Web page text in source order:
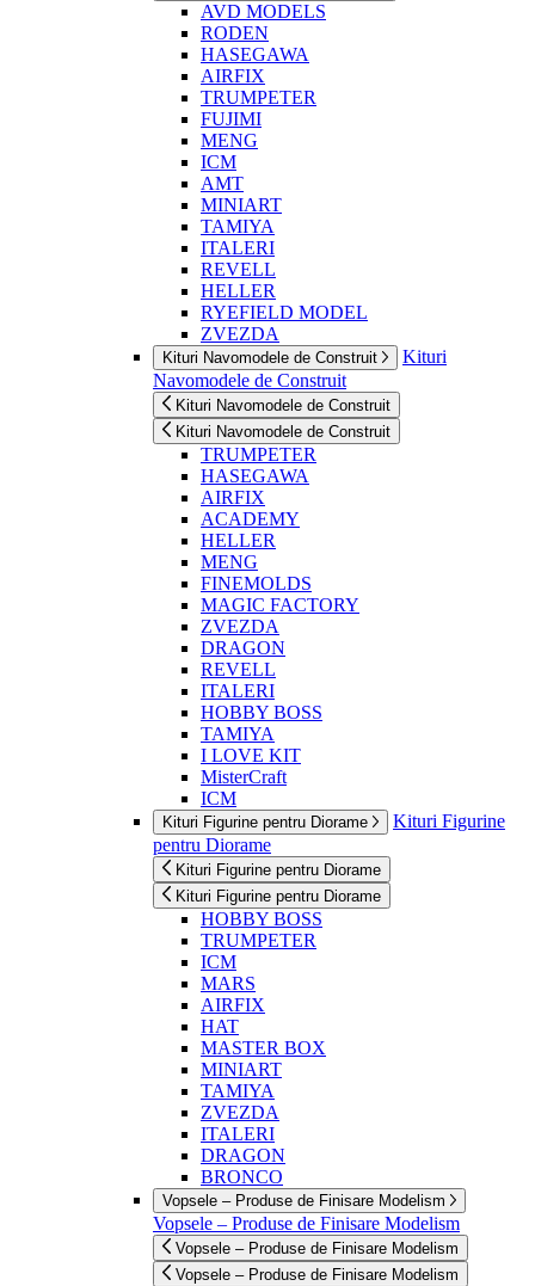
AVD MODELS
RODEN
HASEGAWA
AIRFIX
TRUMPETER
FUJIMI
MENG
ICM
AMT
MINIART
TAMIYA
ITALERI
REVELL
HELLER
RYEFIELD MODEL
ZVEZDA
Kituri Navomodele de Construit
Kituri
Navomodele de Construit
Kituri Navomodele de Construit
Kituri Navomodele de Construit
TRUMPETER
HASEGAWA
AIRFIX
ACADEMY
HELLER
MENG
FINEMOLDS
MAGIC FACTORY
ZVEZDA
DRAGON
REVELL
ITALERI
HOBBY BOSS
TAMIYA
I LOVE KIT
MisterCraft
ICM
Kituri Figurine pentru Diorame
Kituri Figurine
pentru Diorame
Kituri Figurine pentru Diorame
Kituri Figurine pentru Diorame
HOBBY BOSS
TRUMPETER
ICM
MARS
AIRFIX
HAT
MASTER BOX
MINIART
TAMIYA
ZVEZDA
ITALERI
DRAGON
BRONCO
Vopsele – Produse de Finisare Modelism
Vopsele – Produse de Finisare Modelism
Vopsele – Produse de Finisare Modelism
Vopsele – Produse de Finisare Modelism